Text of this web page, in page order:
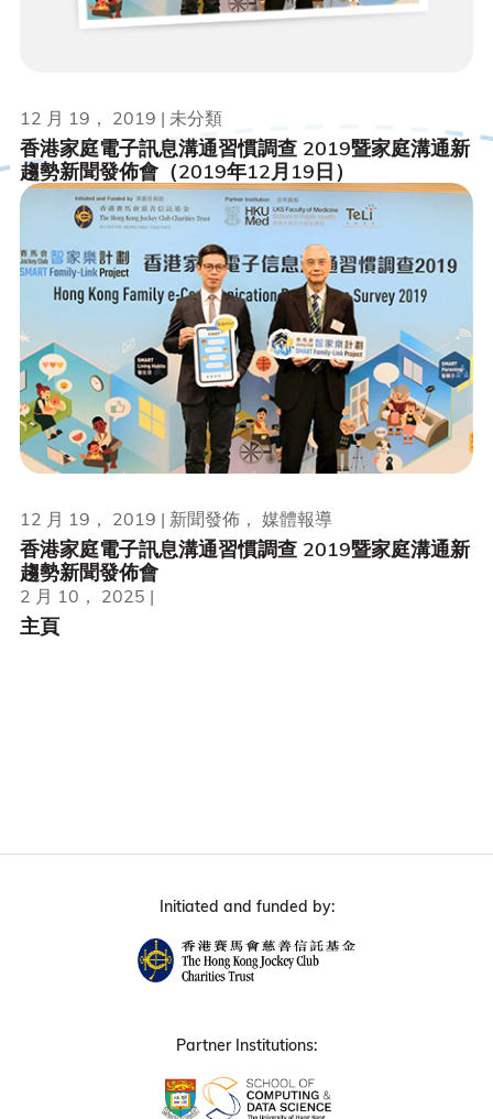
香港家庭電子訊息溝通習慣調查 2019暨家庭溝通新
趨勢新聞發佈會（2019年12月19日）
12 月 19， 2019 | 未分類
香港家庭電子訊息溝通習慣調查 2019暨家庭溝通新
趨勢新聞發佈會
12 月 19， 2019 | 新聞發佈， 媒體報導
主頁
2 月 10， 2025 |
Initiated and funded by:
Partner Institutions: